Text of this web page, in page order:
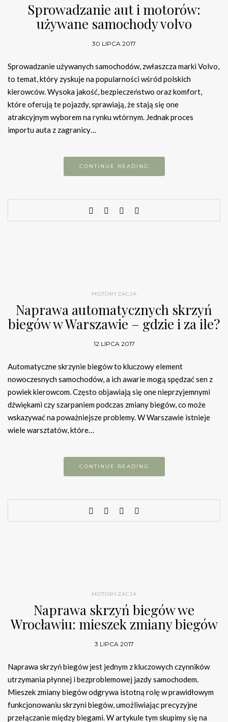
Sprowadzanie aut i motorów:
używane samochody volvo
30 LIPCA 2017
Sprowadzanie używanych samochodów, zwłaszcza marki Volvo,
to temat, który zyskuje na popularności wśród polskich
kierowców. Wysoka jakość, bezpieczeństwo oraz komfort,
które oferują te pojazdy, sprawiają, że stają się one
atrakcyjnym wyborem na rynku wtórnym. Jednak proces
importu auta z zagranicy…
CONTINUE READING
MOTORYZACJA
Naprawa automatycznych skrzyń
biegów w Warszawie – gdzie i za ile?
12 LIPCA 2017
Automatyczne skrzynie biegów to kluczowy element
nowoczesnych samochodów, a ich awarie mogą spędzać sen z
powiek kierowcom. Często objawiają się one nieprzyjemnymi
dźwiękami czy szarpaniem podczas zmiany biegów, co może
wskazywać na poważniejsze problemy. W Warszawie istnieje
wiele warsztatów, które…
CONTINUE READING
MOTORYZACJA
Naprawa skrzyń biegów we
Wrocławiu: mieszek zmiany biegów
3 LIPCA 2017
Naprawa skrzyń biegów jest jednym z kluczowych czynników
utrzymania płynnej i bezproblemowej jazdy samochodem.
Mieszek zmiany biegów odgrywa istotną rolę w prawidłowym
funkcjonowaniu skrzyni biegów, umożliwiając precyzyjne
przełączanie między biegami. W artykule tym skupimy się na